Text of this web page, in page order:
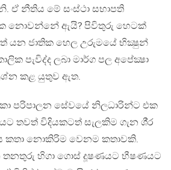
ඒ නීතිය මේ සංස්ථා සභාපති
නොවන්නේ ඇයි? පිවිතුරු හෙටක්
යන ජාතික හෙල උරුමයේ භික්‍ෂුන්
පැවිද්ද ලබා මාර්ග පල අපේක්‍ෂා
කළ යුතුව ඇත.
පරිපාලන සේවයේ නිලධාරින්ට එක
තවත් විදියකටත් සැලකිම ගැන ශී‍්‍ර
කතා නොකිරිම වෙනම කතාවකි.
තනතුරු හිගා ගොස් දූෂණයට භීෂණයට